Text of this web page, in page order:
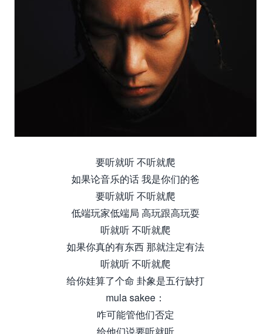
要听就听 不听就爬
如果论音乐的话 我是你们的爸
要听就听 不听就爬
低端玩家低端局 高玩跟高玩耍
听就听 不听就爬
如果你真的有东西 那就注定有法
听就听 不听就爬
给你娃算了个命 卦象是五行缺打
mula sakee：
咋可能管他们否定